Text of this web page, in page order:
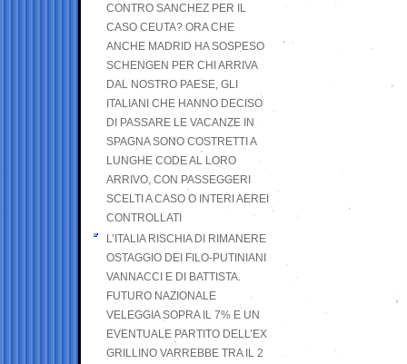
CONTRO SANCHEZ PER IL
CASO CEUTA? ORA CHE
ANCHE MADRID HA SOSPESO
SCHENGEN PER CHI ARRIVA
DAL NOSTRO PAESE, GLI
ITALIANI CHE HANNO DECISO
DI PASSARE LE VACANZE IN
SPAGNA SONO COSTRETTI A
LUNGHE CODE AL LORO
ARRIVO, CON PASSEGGERI
SCELTI A CASO O INTERI AEREI
CONTROLLATI
L’ITALIA RISCHIA DI RIMANERE
OSTAGGIO DEI FILO-PUTINIANI
VANNACCI E DI BATTISTA.
FUTURO NAZIONALE
VELEGGIA SOPRA IL 7% E UN
EVENTUALE PARTITO DELL’EX
GRILLINO VARREBBE TRA IL 2